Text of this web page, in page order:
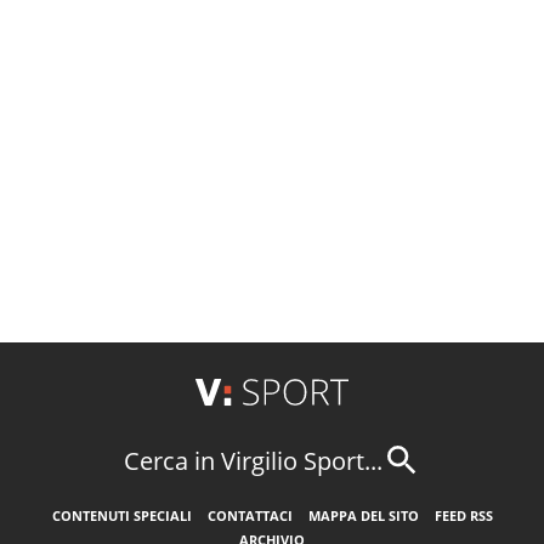
Cerca in Virgilio Sport...
CONTENUTI SPECIALI CONTATTACI MAPPA DEL SITO
FEED RSS
ARCHIVIO